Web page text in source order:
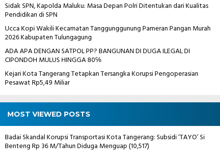
Sidak SPN, Kapolda Maluku: Masa Depan Polri Ditentukan dari Kualitas
Pendidikan di SPN
Ucca Kopi Wakili Kecamatan Tanggunggunung Pameran Pangan Murah
2026 Kabupaten Tulungagung
ADA APA DENGAN SATPOL PP? BANGUNAN DI DUGA ILEGAL DI
CIPONDOH MULUS HINGGA 80℅
Kejari Kota Tangerang Tetapkan Tersangka Korupsi Pengoperasian
Pesawat Rp5,49 Miliar
MOST VIEWED POSTS
Badai Skandal Korupsi Transportasi Kota Tangerang: Subsidi ‘TAYO’ Si
Benteng Rp 36 M/Tahun Diduga Menguap(10,517)